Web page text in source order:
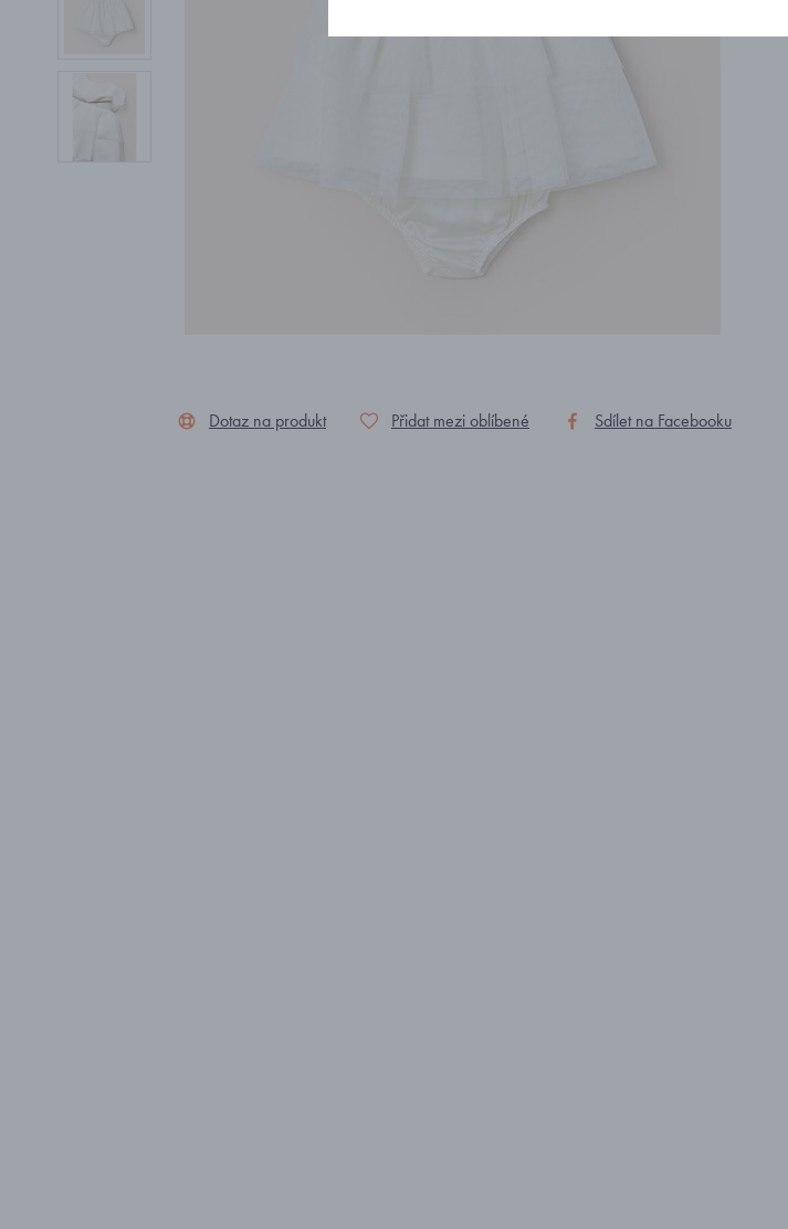
Dotaz na produkt Přidat mezi oblíbené Sdílet na Facebooku